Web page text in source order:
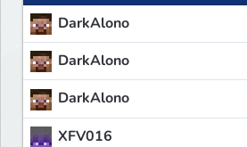
DarkAlono
DarkAlono
DarkAlono
XFV016